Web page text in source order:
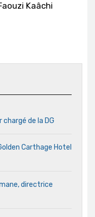
Kaâchi
chargé de la DG
Carthage Hotel
directrice